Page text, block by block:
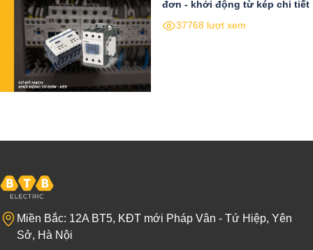
đơn - khởi động từ kép chi tiết
37768 lượt xem
Miền Bắc: 12A BT5, KĐT mới Pháp Vân - Tứ Hiệp, Yên
Sở, Hà Nội